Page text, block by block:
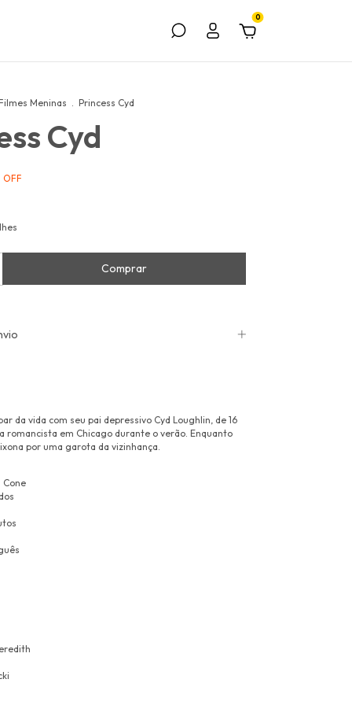
0
Meninas . Princess Cyd
Cyd
OFF
da vida com seu pai depressivo Cyd Loughlin, de 16
romancista em Chicago durante o verão. Enquanto
por uma garota da vizinhança.
Cone